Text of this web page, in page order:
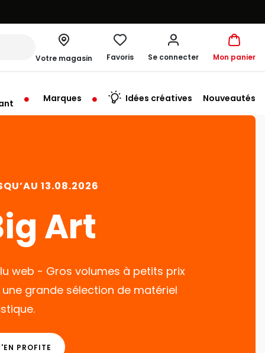
Votre magasin
à 10:00
Favoris Se connecter Mon panier
Marques Idées créatives Nouveautés
13.08.2026
Art
web - Gros volumes à petits prix
une grande sélection de matériel
PROFITE